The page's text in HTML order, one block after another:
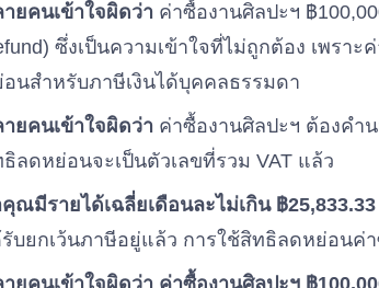
ยคนเข้าใจผิดว่า ค่าซื้องานศิลปะฯ ฿
ซึ่งเป็นความเข้าใจที่ไม่ถูกต้อง เพรา
อนสำหรับภาษีเงินได้บุคคลธรรมดา
ยคนเข้าใจผิดว่า ค่าซื้องานศิลปะฯ ต้องคำ
ลดหย่อนจะเป็นตัวเลขที่รวม VAT แล้ว
ณมีรายได้เฉลี่ยเดือนละไม่เกิน ฿
บยกเว้นภาษีอยู่แล้ว การใช้สิทธิลดหย่อนค่
ยคนเข้าใจผิดว่า ค่าซื้องานศิลปะฯ ฿